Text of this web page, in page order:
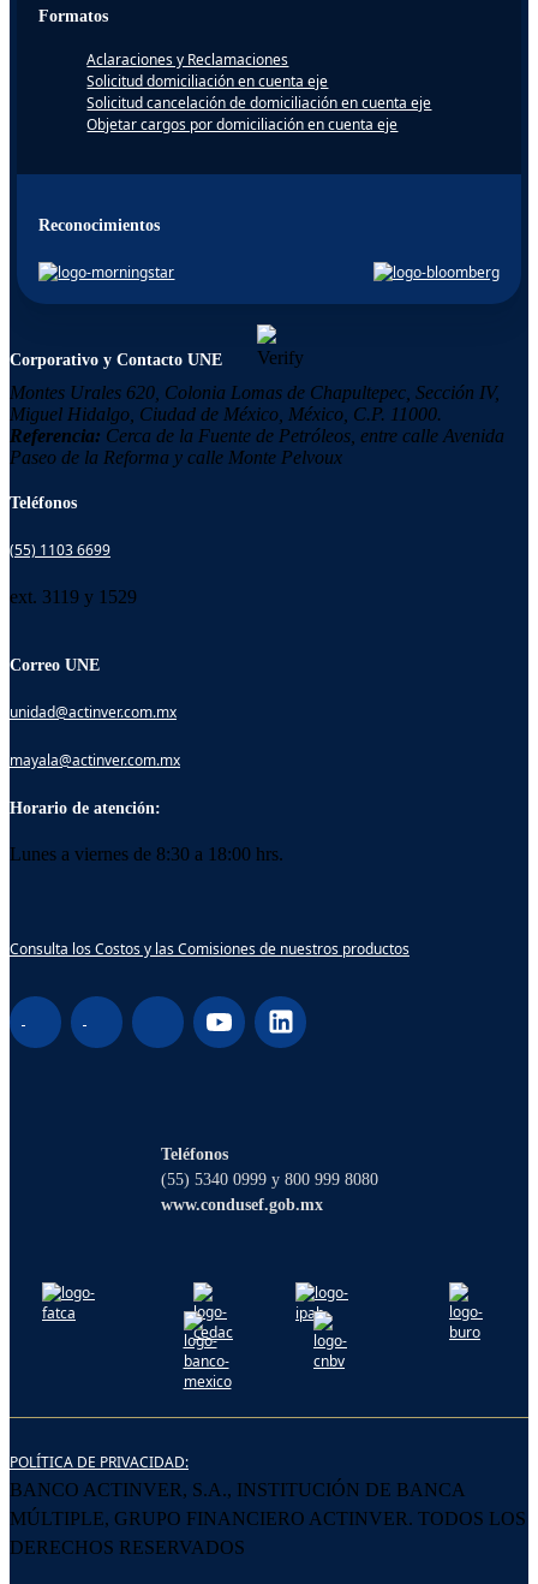
Formatos
Aclaraciones y Reclamaciones
Solicitud domiciliación en cuenta eje
Solicitud cancelación de domiciliación en cuenta eje
Objetar cargos por domiciliación en cuenta eje
Reconocimientos
Corporativo y Contacto UNE
Montes Urales 620, Colonia Lomas de Chapultepec, Sección IV,
Miguel Hidalgo, Ciudad de México, México, C.P. 11000.
Referencia: Cerca de la Fuente de Petróleos, entre calle Avenida
Paseo de la Reforma y calle Monte Pelvoux
Teléfonos
(55) 1103 6699
ext. 3119 y 1529
Correo UNE
unidad@actinver.com.mx
mayala@actinver.com.mx
Horario de atención:
Lunes a viernes de 8:30 a 18:00 hrs.
Consulta los Costos y las Comisiones de nuestros productos
Teléfonos
(55) 5340 0999 y 800 999 8080
www.condusef.gob.mx
POLÍTICA DE PRIVACIDAD:
BANCO ACTINVER, S.A., INSTITUCIÓN DE BANCA
MÚLTIPLE, GRUPO FINANCIERO ACTINVER. TODOS LOS
DERECHOS RESERVADOS